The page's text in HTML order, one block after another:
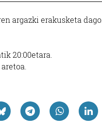
argazki erakusketa dago.
20:00etara.